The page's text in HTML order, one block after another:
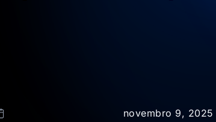
novembro 9, 2025